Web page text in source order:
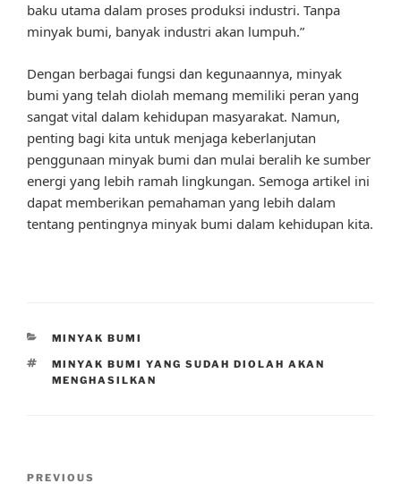
baku utama dalam proses produksi industri. Tanpa
minyak bumi, banyak industri akan lumpuh.”
Dengan berbagai fungsi dan kegunaannya, minyak
bumi yang telah diolah memang memiliki peran yang
sangat vital dalam kehidupan masyarakat. Namun,
penting bagi kita untuk menjaga keberlanjutan
penggunaan minyak bumi dan mulai beralih ke sumber
energi yang lebih ramah lingkungan. Semoga artikel ini
dapat memberikan pemahaman yang lebih dalam
tentang pentingnya minyak bumi dalam kehidupan kita.
CATEGORIES
MINYAK BUMI
TAGS
MINYAK BUMI YANG SUDAH DIOLAH AKAN
MENGHASILKAN
Previous
PREVIOUS